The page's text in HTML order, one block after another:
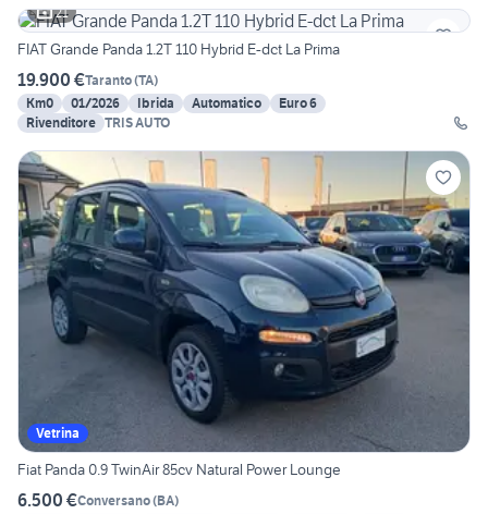
21
FIAT Grande Panda 1.2T 110 Hybrid E-dct La Prima
19.900 €Taranto(TA)
Km0
01/2026 Ibrida Automatico
Euro 6
Rivenditore TRIS AUTO
Vetrina
Fiat Panda 0.9 TwinAir 85cv Natural Power Lounge
6.500 €Conversano(BA)